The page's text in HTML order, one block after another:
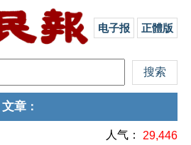
电子报 正體版
文章 ：
人气： 29,446